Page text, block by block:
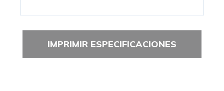
IMPRIMIR ESPECIFICACIONES